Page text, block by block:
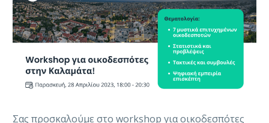
Σας προσκαλούμε στο workshop για οικοδεσπότες